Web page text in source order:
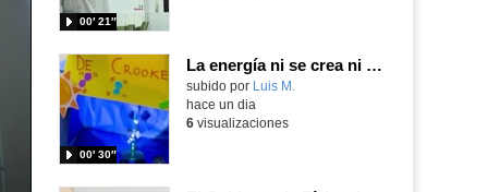
00′ 21″
La energía ni se crea ni se destruye... ¡se experimenta! El Tierno en la Feria Madrid es Ciencia 2026
Contenido educativo.
subido por Luis M.
00′ 30″
hace un dia
6visualizaciones